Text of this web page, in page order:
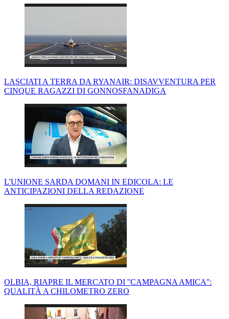
LASCIATI A TERRA DA RYANAIR: DISAVVENTURA PER
CINQUE RAGAZZI DI GONNOSFANADIGA
L'UNIONE SARDA DOMANI IN EDICOLA: LE
ANTICIPAZIONI DELLA REDAZIONE
OLBIA, RIAPRE IL MERCATO DI ''CAMPAGNA AMICA'':
QUALITÀ A CHILOMETRO ZERO